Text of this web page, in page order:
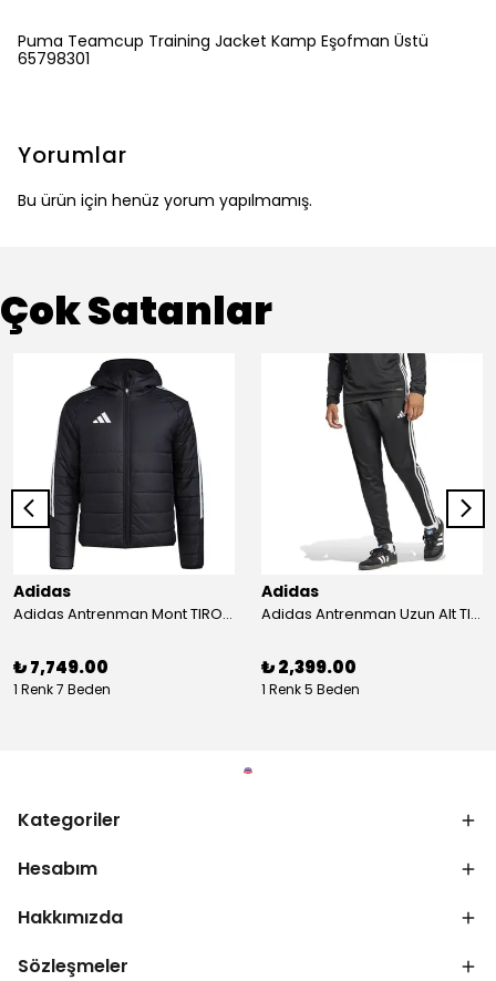
Puma Teamcup Training Jacket Kamp Eşofman Üstü
65798301
Yorumlar
Bu ürün için henüz yorum yapılmamış.
Çok Satanlar
Adidas
Adidas Antrenman Mont TIRO24 WINT JKT IJ7388
₺ 7,749.00
1 Renk 7 Beden
Adidas
Adidas Antrenman Uzun Alt TIRO ES PNT JD0442
₺ 2,399.00
1 Renk 5 Beden
Kategoriler
Hesabım
Hakkımızda
Sözleşmeler